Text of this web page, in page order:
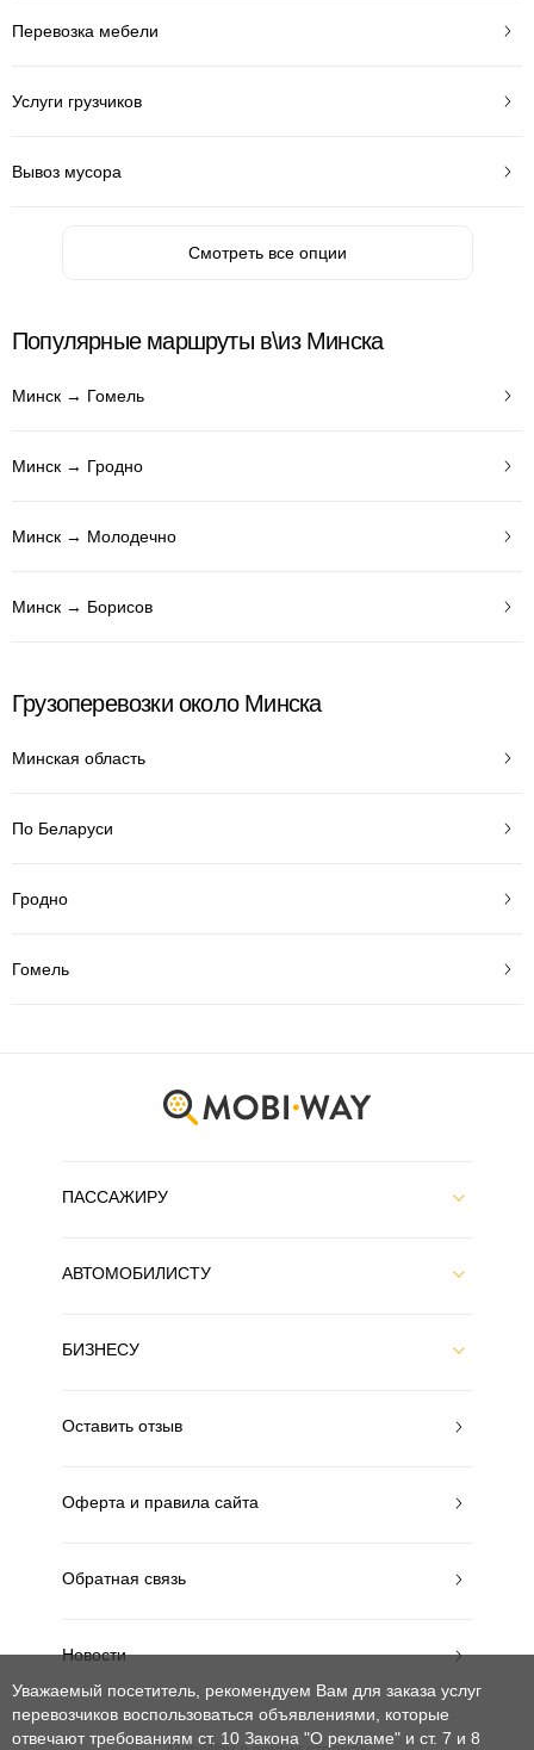
Перевозка мебели
Услуги грузчиков
Вывоз мусора
Смотреть все опции
Популярные маршруты в\из Минска
Минск → Гомель
Минск → Гродно
Минск → Молодечно
Минск → Борисов
Грузоперевозки около Минска
Минская область
По Беларуси
Гродно
Гомель
ПАССАЖИРУ
АВТОМОБИЛИСТУ
БИЗНЕСУ
Оставить отзыв
Оферта и правила сайта
Обратная связь
Новости
Уважаемый посетитель, рекомендуем Вам для заказа услуг
перевозчиков воспользоваться объявлениями, которые
отвечают требованиям ст. 10 Закона "О рекламе" и ст. 7 и 8